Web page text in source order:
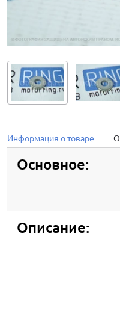
Информация о товаре
Основное:
Описание: